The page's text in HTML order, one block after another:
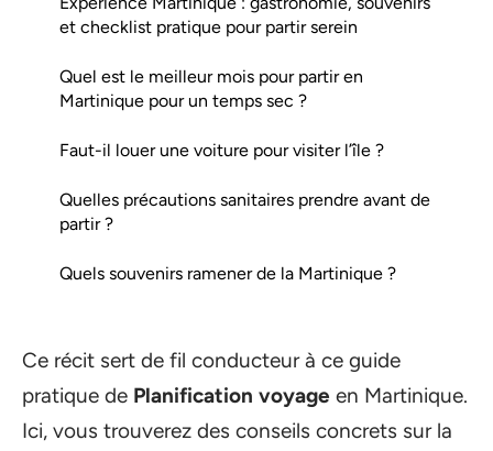
et checklist pratique pour partir serein
Quel est le meilleur mois pour partir en
Martinique pour un temps sec ?
Faut-il louer une voiture pour visiter l’île ?
Quelles précautions sanitaires prendre avant de
partir ?
Quels souvenirs ramener de la Martinique ?
Ce récit sert de fil conducteur à ce guide
pratique de Planification voyage en Martinique.
Ici, vous trouverez des conseils concrets sur la